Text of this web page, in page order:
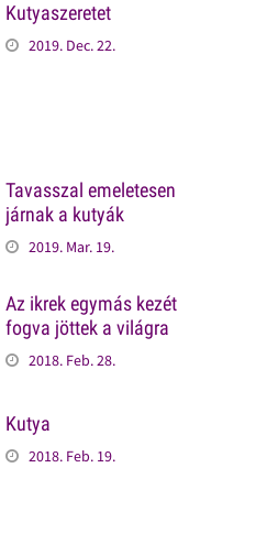
Kutyaszeretet
2019. Dec. 22.
Tavasszal emeletesen
járnak a kutyák
2019. Mar. 19.
Az ikrek egymás kezét
fogva jöttek a világra
2018. Feb. 28.
Kutya
2018. Feb. 19.